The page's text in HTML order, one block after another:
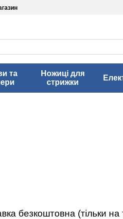
та
Ножиці для
стрижки
безкоштовна (тільки